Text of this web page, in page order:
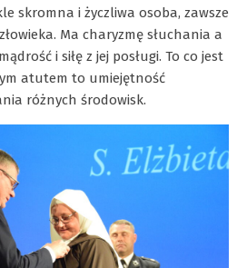
skromna i życzliwa osoba, zawsze
Ma charyzmę słuchania a
i siłę z jej posługi. To co jest
atutem to umiejętność
różnych środowisk.